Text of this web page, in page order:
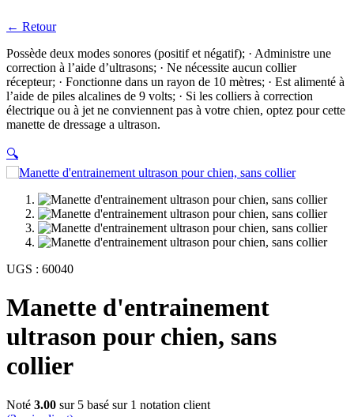
← Retour
Possède deux modes sonores (positif et négatif); · Administre une
correction à l’aide d’ultrasons; · Ne nécessite aucun collier
récepteur; · Fonctionne dans un rayon de 10 mètres; · Est alimenté à
l’aide de piles alcalines de 9 volts; · Si les colliers à correction
électrique ou à jet ne conviennent pas à votre chien, optez pour cette
manette de dressage a ultrason.
🔍
UGS : 60040
Manette d'entrainement
ultrason pour chien, sans
collier
Noté 3.00 sur 5 basé sur 1 notation client